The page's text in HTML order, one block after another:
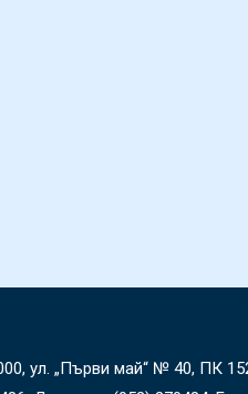
ул. „Първи май“ № 40, ПК